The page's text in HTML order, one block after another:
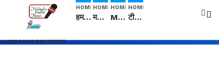
HOME
हम सनातनी..." सांसद kangana Ranaut से क्या बोली लड़की? Viral Jantar-Mantar | CJP protest
HOME
मनीषा हत्याकांड: हत्या, आत्महत्या या कोई बड़ा राज? | Full Story | Josh Haryana
HOME
Mangalsutra: हिंदू धर्म में शादी के बाद मंगलसूत्र क्यों पहनती है महिलाएं, किसने शुरु की ये परंपरा
HOME
टीम बीकेई ने एग्रीकल्चर ग्रेड की यूरिया खाद गट्टों में बदलकर टेक्निकल ग्रेड में बेचने वालों पर करवाई कार्रवाई: लखविंदर सिंह औलख
Only $4.99 per month